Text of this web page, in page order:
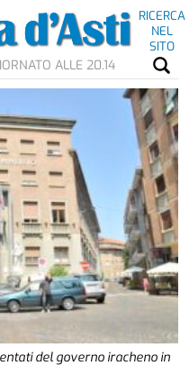
RICERCA
NEL
SITO
ALLE 20.14
del governo iracheno in